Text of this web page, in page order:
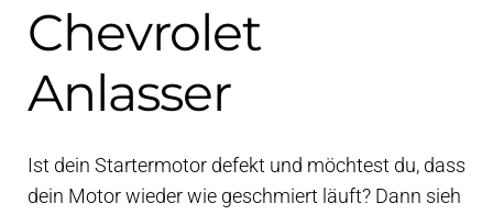
Motorteile
Bootelektrik
Kühlsystem
öffnen
Chevrolet
Anlasser
Ist dein Startermotor defekt und möchtest du, dass
dein Motor wieder wie geschmiert läuft? Dann sieh